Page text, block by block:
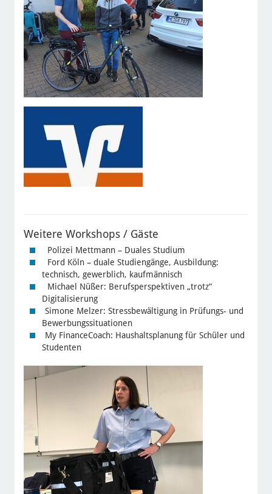
Weitere Workshops / Gäste
Polizei Mettmann – Duales Studium
Ford Köln – duale Studiengänge, Ausbildung:
technisch, gewerblich, kaufmännisch
Michael Nüßer: Berufsperspektiven „trotz“
Digitalisierung
Simone Melzer: Stressbewältigung in Prüfungs- und
Bewerbungssituationen
My FinanceCoach: Haushaltsplanung für Schüler und
Studenten